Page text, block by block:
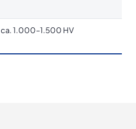
ca. 1.000–1.500 HV